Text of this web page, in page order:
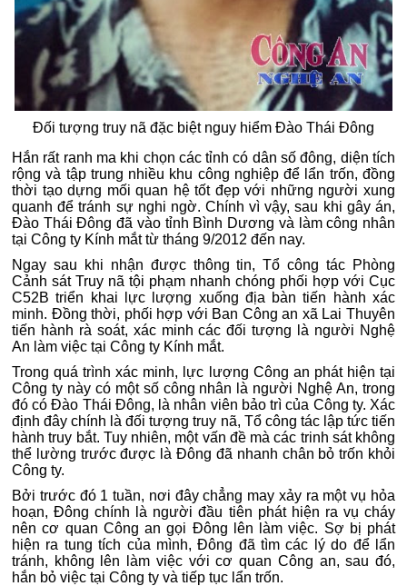
Đối tượng truy nã đặc biệt nguy hiểm Đào Thái Đông
Hắn rất ranh ma khi chọn các tỉnh có dân số đông, diện tích
rộng và tập trung nhiều khu công nghiệp để lẩn trốn, đồng
thời tạo dựng mối quan hệ tốt đẹp với những người xung
quanh để tránh sự nghi ngờ. Chính vì vậy, sau khi gây án,
Đào Thái Đông đã vào tỉnh Bình Dương và làm công nhân
tại Công ty Kính mắt từ tháng 9/2012 đến nay.
Ngay sau khi nhận được thông tin, Tổ công tác Phòng
Cảnh sát Truy nã tội phạm nhanh chóng phối hợp với Cục
C52B triển khai lực lượng xuống địa bàn tiến hành xác
minh. Đồng thời, phối hợp với Ban Công an xã Lai Thuyên
tiến hành rà soát, xác minh các đối tượng là người Nghệ
An làm việc tại Công ty Kính mắt.
Trong quá trình xác minh, lực lượng Công an phát hiện tại
Công ty này có một số công nhân là người Nghệ An, trong
đó có Đào Thái Đông, là nhân viên bảo trì của Công ty. Xác
định đây chính là đối tượng truy nã, Tổ công tác lập tức tiến
hành truy bắt. Tuy nhiên, một vấn đề mà các trinh sát không
thể lường trước được là Đông đã nhanh chân bỏ trốn khỏi
Công ty.
Bởi trước đó 1 tuần, nơi đây chẳng may xảy ra một vụ hỏa
hoạn, Đông chính là người đầu tiên phát hiện ra vụ cháy
nên cơ quan Công an gọi Đông lên làm việc. Sợ bị phát
hiện ra tung tích của mình, Đông đã tìm các lý do để lẩn
tránh, không lên làm việc với cơ quan Công an, sau đó,
hắn bỏ việc tại Công ty và tiếp tục lẩn trốn.